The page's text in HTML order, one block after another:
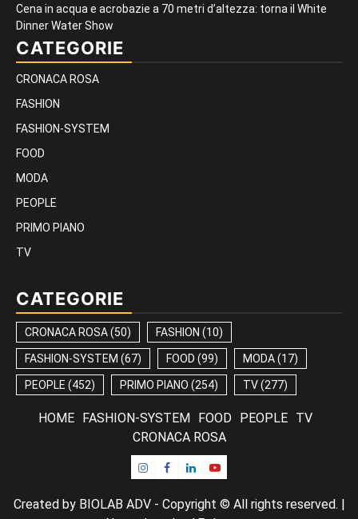
Cena in acqua e acrobazie a 70 metri d’altezza: torna il White
Dinner Water Show
CATEGORIE
CRONACA ROSA
FASHION
FASHION-SYSTEM
FOOD
MODA
PEOPLE
PRIMO PIANO
TV
CATEGORIE
CRONACA ROSA(50) FASHION (10)
FASHION-SYSTEM (67) FOOD (99) MODA(17)
PEOPLE (452) PRIMO PIANO (254) TV(277)
HOME FASHION-SYSTEM FOOD PEOPLE
TV
CRONACA ROSA
Instagram
Facebook
LinkedinYoutube
Created by BIOLAB ADV - Copyright © All rights reserved.